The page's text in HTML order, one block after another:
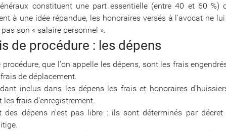
constituent une part essentielle (entre 40 et 60 %)
à une idée répandue, les honoraires versés à l'avocat ne
son « salaire personnel ».
de procédure : les dépens
procédure, que l'on appelle les dépens, sont les frais
de déplacement.
inclus dans les dépens les frais et honoraires
les frais d'enregistrement.
des dépens n'est pas libre : ils sont déterminés par décret